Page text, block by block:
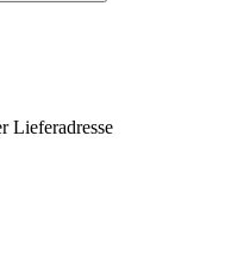
Lieferadresse